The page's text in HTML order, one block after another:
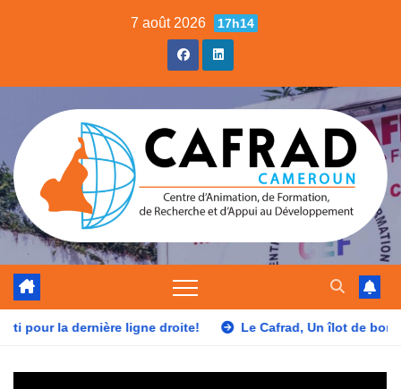
7 août 2026 17h14
ligne droite! Le Cafrad, Un îlot de bonheur !